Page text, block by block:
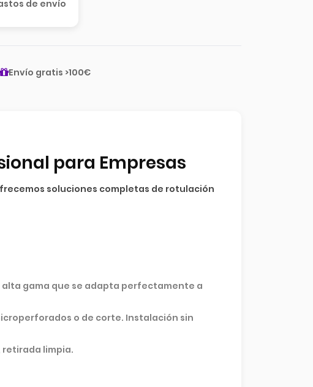
de envío
Envío gratis >100€
para Empresas
soluciones completas de rotulación
gama que se adapta perfectamente a
o de corte. Instalación sin
retirada limpia.